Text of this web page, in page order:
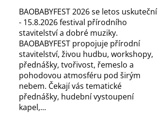
BAOBABYFEST 2026 se letos uskuteční
- 15.8.2026 festival přírodního
stavitelství a dobré muziky.
BAOBABYFEST propojuje přírodní
stavitelství, živou hudbu, workshopy,
přednášky, tvořivost, řemeslo a
pohodovou atmosféru pod širým
nebem. Čekají vás tematické
přednášky, hudební vystoupení
kapel,...